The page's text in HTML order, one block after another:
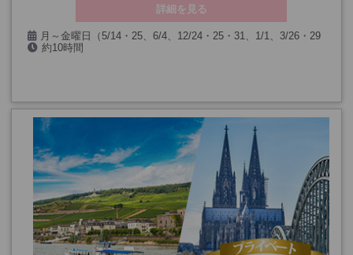
詳細を見る
月～金曜日（5/14・25、6/4、12/24・25・31、1/1、3/26・29
を除く）
約10時間